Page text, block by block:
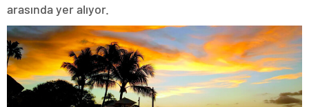
arasında yer alıyor.